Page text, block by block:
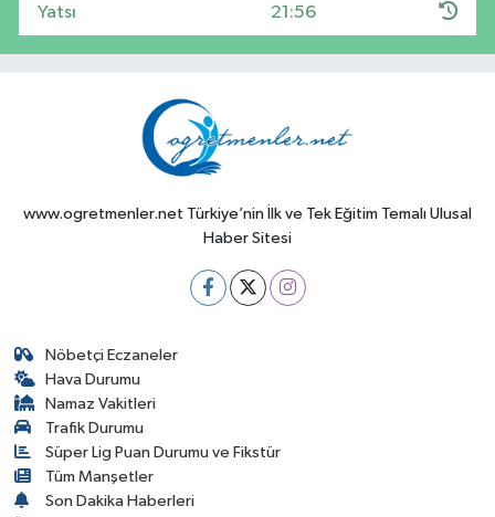
Yatsı 21:56
www.ogretmenler.net Türkiye’nin İlk ve Tek Eğitim Temalı Ulusal
Haber Sitesi
Nöbetçi Eczaneler
Hava Durumu
Namaz Vakitleri
Trafik Durumu
Süper Lig Puan Durumu ve Fikstür
Tüm Manşetler
Son Dakika Haberleri